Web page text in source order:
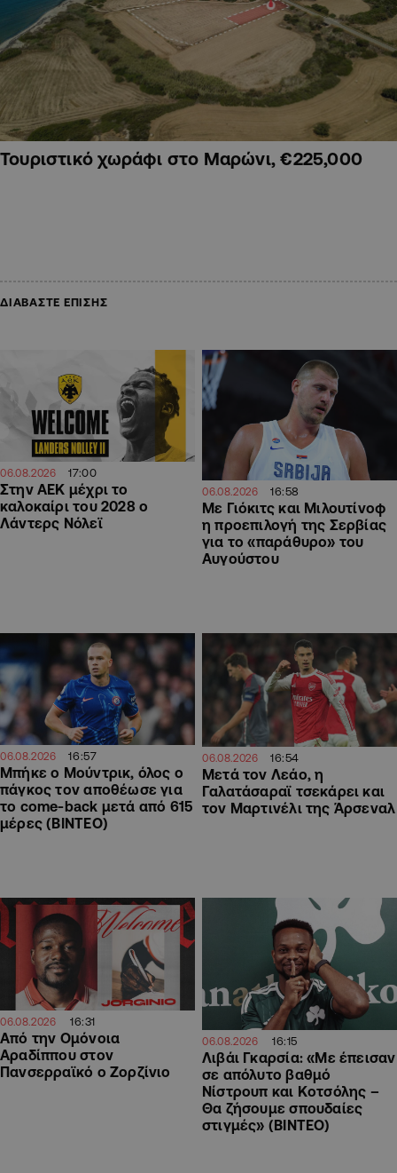
Τουριστικό χωράφι στο Μαρώνι, €225,000
ΔΙΑΒΑΣΤΕ ΕΠΙΣΗΣ
06.08.2026 17:00
Στην ΑΕΚ μέχρι το
καλοκαίρι του 2028 ο
Λάντερς Νόλεϊ
06.08.2026 16:58
Με Γιόκιτς και Μιλουτίνοφ
η προεπιλογή της Σερβίας
για το «παράθυρο» του
Αυγούστου
06.08.2026 16:57
Μπήκε ο Μούντρικ, όλος ο
πάγκος τον αποθέωσε για
το come-back μετά από 615
μέρες (ΒΙΝΤΕΟ)
06.08.2026 16:54
Μετά τον Λεάο, η
Γαλατάσαραϊ τσεκάρει και
τον Μαρτινέλι της Άρσεναλ
06.08.2026 16:31
Από την Ομόνοια
Αραδίππου στον
Πανσερραϊκό ο Ζορζίνιο
06.08.2026 16:15
Λιβάι Γκαρσία: «Με έπεισαν
σε απόλυτο βαθμό
Νίστρουπ και Κοτσόλης –
Θα ζήσουμε σπουδαίες
στιγμές» (ΒΙΝΤΕΟ)